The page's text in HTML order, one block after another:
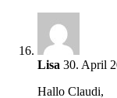
Lisa 30. April
Hallo Claudi,